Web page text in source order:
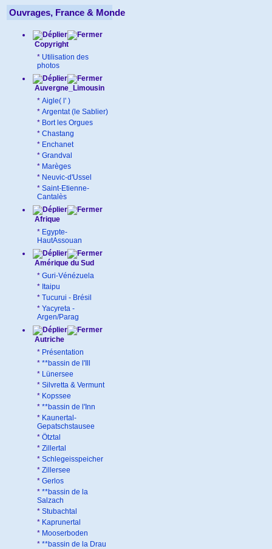
Ouvrages, France & Monde
Copyright
* Utilisation des
photos
Auvergne_Limousin
* Aigle( l' )
* Argentat (le Sablier)
* Bort les Orgues
* Chastang
* Enchanet
* Grandval
* Marèges
* Neuvic-d'Ussel
* Saint-Etienne-
Cantalès
Afrique
* Egypte-
HautAssouan
Amérique du Sud
* Guri-Vénézuela
* Itaipu
* Tucurui - Brésil
* Yacyreta -
Argen/Parag
Autriche
* Présentation
* **bassin de l'Ill
* Lünersee
* Silvretta & Vermunt
* Kopssee
* **bassin de l'Inn
* Kaunertal-
Gepatschstausee
* Ötztal
* Zillertal
* Schlegeisspeicher
* Zillersee
* Gerlos
* **bassin de la
Salzach
* Stubachtal
* Kaprunertal
* Mooserboden
* **bassin de la Drau